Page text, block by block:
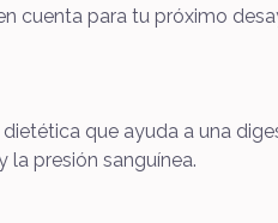
cuenta para tu próximo
que ayuda a una
la presión sanguínea.